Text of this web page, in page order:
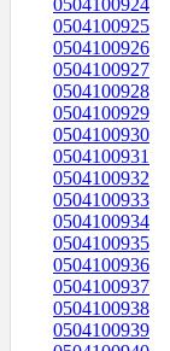
0504100924
0504100925
0504100926
0504100927
0504100928
0504100929
0504100930
0504100931
0504100932
0504100933
0504100934
0504100935
0504100936
0504100937
0504100938
0504100939